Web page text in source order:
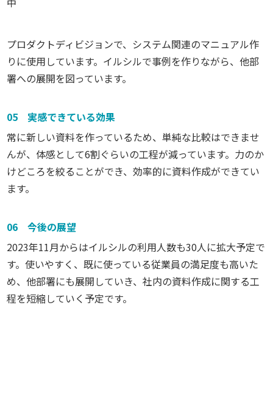
プロダクトディビジョンで、システム関連のマニュアル作
りに使用しています。イルシルで事例を作りながら、他部
署への展開を図っています。
05 実感できている効果
常に新しい資料を作っているため、単純な比較はできませ
んが、体感として6割ぐらいの工程が減っています。力のか
けどころを絞ることができ、効率的に資料作成ができてい
ます。
06 今後の展望
2023年11月からはイルシルの利用人数も30人に拡大予定で
す。使いやすく、既に使っている従業員の満足度も高いた
め、他部署にも展開していき、社内の資料作成に関する工
程を短縮していく予定です。